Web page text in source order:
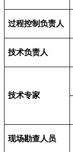
过程控制负责人
技术负责人
技术专家
现场勘查人员